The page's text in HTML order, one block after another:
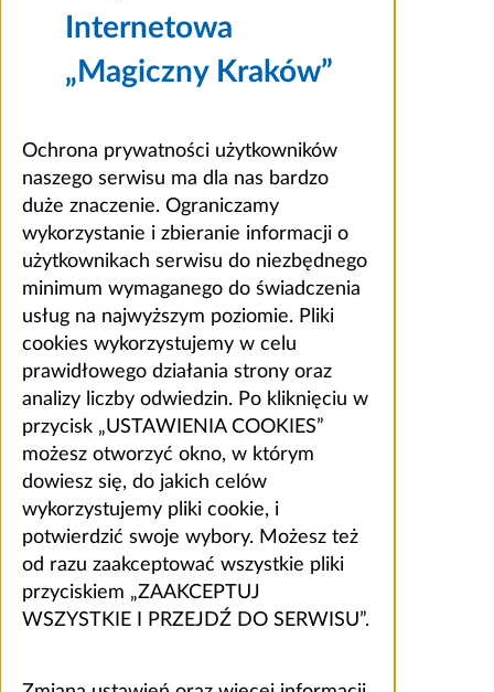
Internetowa
„Magiczny Kraków”
Ochrona prywatności użytkowników
naszego serwisu ma dla nas bardzo
duże znaczenie. Ograniczamy
wykorzystanie i zbieranie informacji o
użytkownikach serwisu do niezbędnego
minimum wymaganego do świadczenia
usług na najwyższym poziomie. Pliki
cookies wykorzystujemy w celu
prawidłowego działania strony oraz
analizy liczby odwiedzin. Po kliknięciu w
przycisk „USTAWIENIA COOKIES”
możesz otworzyć okno, w którym
dowiesz się, do jakich celów
wykorzystujemy pliki cookie, i
potwierdzić swoje wybory. Możesz też
od razu zaakceptować wszystkie pliki
przyciskiem „ZAAKCEPTUJ
WSZYSTKIE I PRZEJDŹ DO SERWISU”.